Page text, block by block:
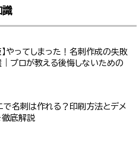
識
】やってしまった！名刺作成の失敗
プロが教える後悔しないための
で名刺は作れる？印刷方法とデメ
徹底解説